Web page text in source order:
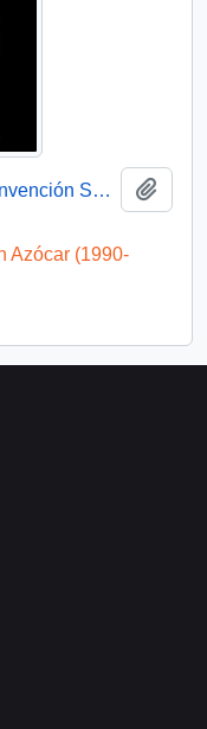
Discurso Presidente Aylwin en Convención Santiago: Video
Azócar (1990-